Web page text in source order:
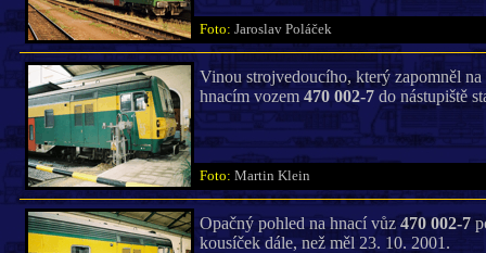
Foto: Jaroslav Poláček
Vinou strojvedoucího, který zapomněl
hnacím vozem 470 002-7do nástupiště
Foto: Martin Klein
Opačný pohled na hnací vůz 470 002-7
kousíček dále, než měl 23. 10. 2001.